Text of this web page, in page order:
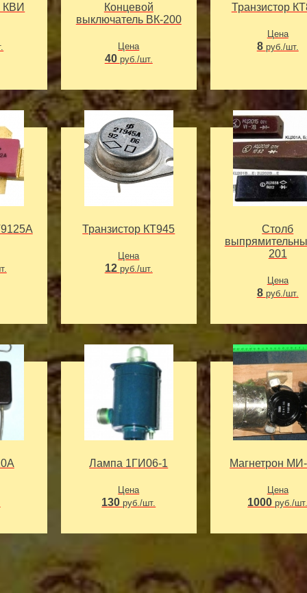
КВИ
Концевой
выключатель ВК-200
Цена
40 руб./шт.
Транзистор
Цена
8 руб./шт.
Транзистор КТ945
Цена
12 руб./шт.
Столб
201
Цена
8 руб./шт.
Лампа 1ГИ06-1
Цена
130руб./шт.
Магнетрон
Цена
1000руб./